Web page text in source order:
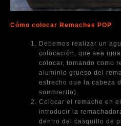
Cómo colocar Remaches POP
Debemos realizar un
colocación, que sea
colocar, tomando como
aluminio grueso del
estrecho que la cabeza
sombrerito).
Colocar el remache en
introducir la
dentro del casquillo de